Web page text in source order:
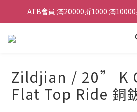
ATB會員 滿20000折1000 滿
ATB會員 滿20000折1000 滿
全館滿490元免
ATB會員 滿20000折1000 滿10000
Zildjian / 20” K
Flat Top Ride 銅